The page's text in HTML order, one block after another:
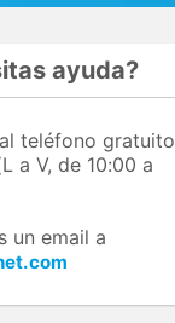
ayuda?
teléfono gratuito
a V, de 10:00 a
un email a